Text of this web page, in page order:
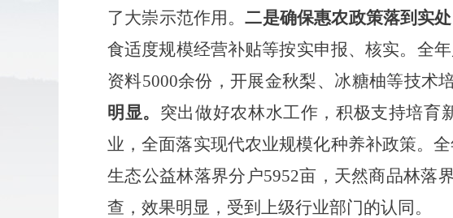
了大崇示范作用 。二是确保惠农政策落到实处
食适度规模经营补贴等按实申报、核实。全
资料5000余份，开展金秋梨、冰糖柚等技术
明显。 突出做好农林水工作，积极支持培育
业，全面落实现代农业规模化种养补政策。
生态公益林落界分户5952亩，天然商品林落
查，效果明显，受到上级行业部门的认同。